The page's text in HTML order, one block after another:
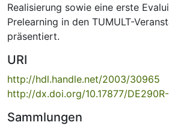
Realisierung sowie eine erste
Prelearning in den TUMULT-
präsentiert.
URI
http://hdl.handle.net/2003/30965
http://dx.doi.org/10.17877/
Sammlungen